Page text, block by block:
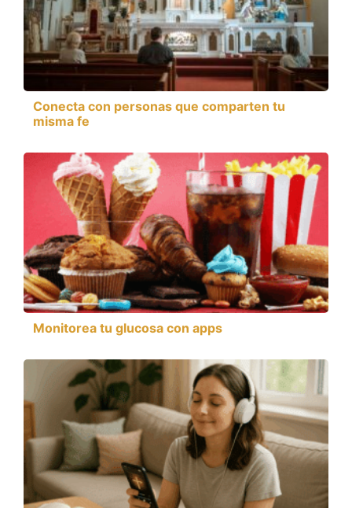
Conecta con personas que comparten tu
misma fe
Monitorea tu glucosa con apps